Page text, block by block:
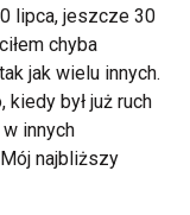
lipca, jeszcze 30
chyba
jak wielu innych.
kiedy był już ruch
innych
najbliższy